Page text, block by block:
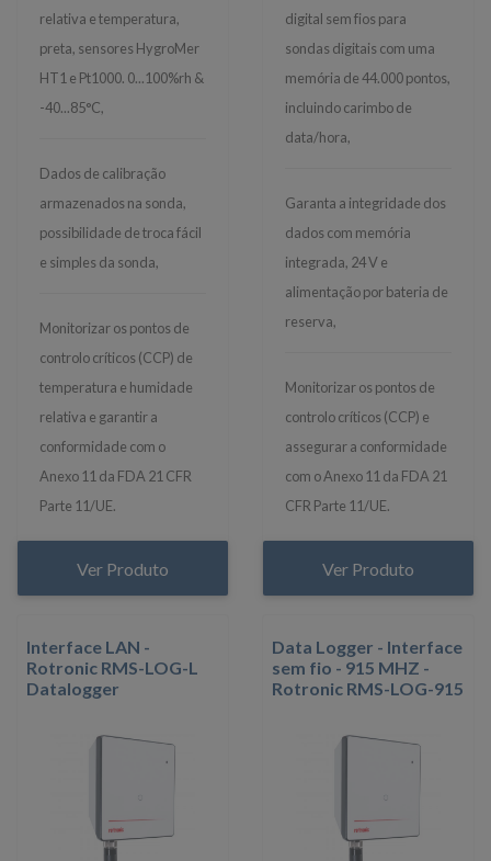
relativa e temperatura,
preta, sensores HygroMer
HT1 e Pt1000. 0...100%rh &
-40...85°C,
Dados de calibração
armazenados na sonda,
possibilidade de troca fácil
e simples da sonda,
Monitorizar os pontos de
controlo críticos (CCP) de
temperatura e humidade
relativa e garantir a
conformidade com o
Anexo 11 da FDA 21 CFR
Parte 11/UE.
Ver Produto
digital sem fios para
sondas digitais com uma
memória de 44.000 pontos,
incluindo carimbo de
data/hora,
Garanta a integridade dos
dados com memória
integrada, 24 V e
alimentação por bateria de
reserva,
Monitorizar os pontos de
controlo críticos (CCP) e
assegurar a conformidade
com o Anexo 11 da FDA 21
CFR Parte 11/UE.
Ver Produto
Interface LAN -
Rotronic RMS-LOG-L
Datalogger
Data Logger - Interface
sem fio - 915 MHZ -
Rotronic RMS-LOG-915